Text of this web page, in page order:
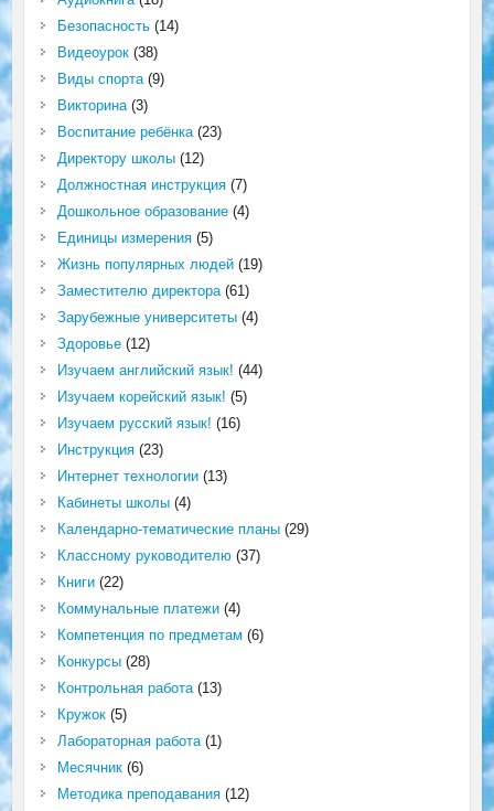
Безопасность(14)
Видеоурок(38)
Виды спорта(9)
Викторина(3)
Воспитание ребёнка(23)
Директору школы(12)
Должностная инструкция(7)
Дошкольное образование(4)
Единицы измерения(5)
Жизнь популярных людей(19)
Заместителю директора(61)
Зарубежные университеты(4)
Здоровье(12)
Изучаем английский язык! (44)
Изучаем корейский язык! (5)
Изучаем русский язык! (16)
Инструкция(23)
Интернет технологии(13)
Кабинеты школы(4)
Календарно-тематические планы(29)
Классному руководителю(37)
Книги(22)
Коммунальные платежи(4)
Компетенция по предметам (6)
Конкурсы(28)
Контрольная работа(13)
Кружок(5)
Лабораторная работа(1)
Месячник(6)
Методика преподавания(12)